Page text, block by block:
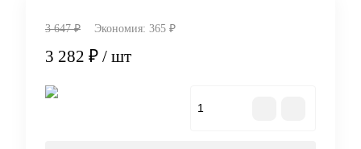
3 647 ₽ Экономия: 365 ₽
3 282 ₽ / шт